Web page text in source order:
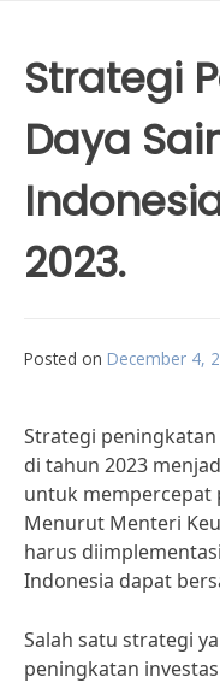
Strategi
Daya
2023.
Posted on December 4,
Strategi
di tahun 2023
untuk mempercepat
Menurut Menteri
harus
Indonesia dapat
Salah satu strategi
peningkatan